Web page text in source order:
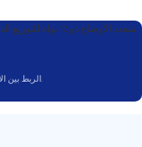
الربط بين الأجهزة ومعدات الاتصال.